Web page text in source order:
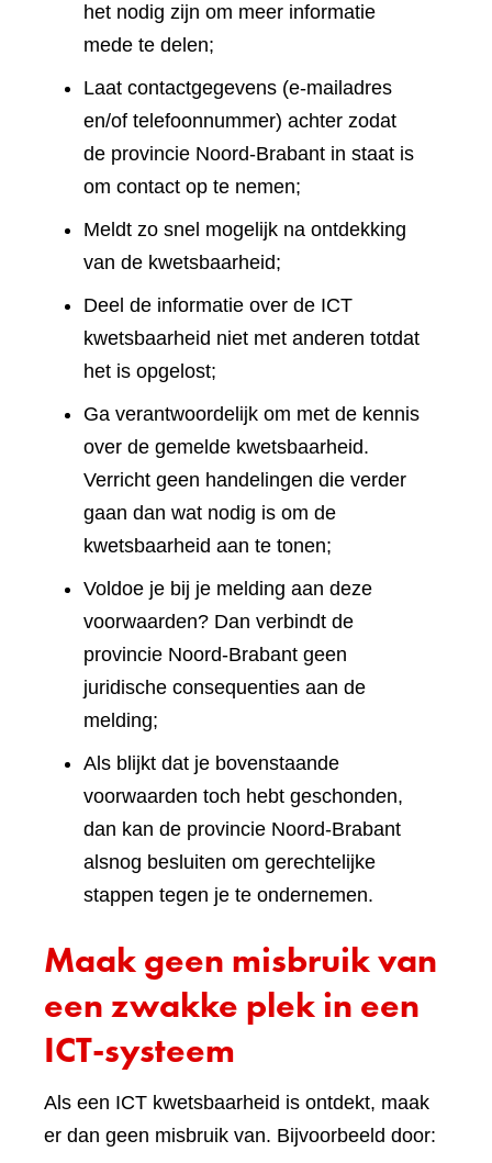
het nodig zijn om meer informatie
mede te delen;
Laat contactgegevens (e-mailadres
en/of telefoonnummer) achter zodat
de provincie Noord-Brabant in staat is
om contact op te nemen;
Meldt zo snel mogelijk na ontdekking
van de kwetsbaarheid;
Deel de informatie over de ICT
kwetsbaarheid niet met anderen totdat
het is opgelost;
Ga verantwoordelijk om met de kennis
over de gemelde kwetsbaarheid.
Verricht geen handelingen die verder
gaan dan wat nodig is om de
kwetsbaarheid aan te tonen;
Voldoe je bij je melding aan deze
voorwaarden? Dan verbindt de
provincie Noord-Brabant geen
juridische consequenties aan de
melding;
Als blijkt dat je bovenstaande
voorwaarden toch hebt geschonden,
dan kan de provincie Noord-Brabant
alsnog besluiten om gerechtelijke
stappen tegen je te ondernemen.
Maak geen misbruik van
een zwakke plek in een
ICT-systeem
Als een ICT kwetsbaarheid is ontdekt, maak
er dan geen misbruik van. Bijvoorbeeld door: